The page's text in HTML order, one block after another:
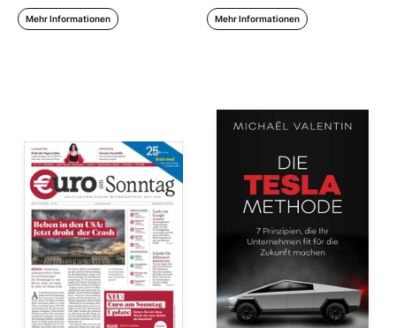
Mehr Informationen Mehr Informationen